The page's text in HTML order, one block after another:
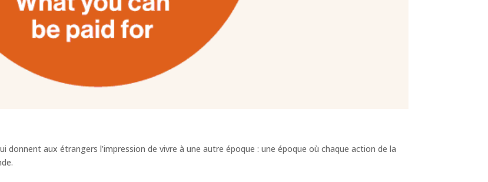
donnent aux étrangers l’impression de vivre à une autre époque : une époque où chaque action de la